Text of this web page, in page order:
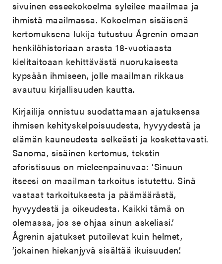
sivuinen esseekokoelma syleilee maailmaa ja
ihmistä maailmassa. Kokoelman sisäisenä
kertomuksena lukija tutustuu Ågrenin omaan
henkilöhistoriaan arasta 18-vuotiaasta
kielitaitoaan kehittävästä nuorukaisesta
kypsään ihmiseen, jolle maailman rikkaus
avautuu kirjallisuuden kautta.
Kirjailija onnistuu suodattamaan ajatuksensa
ihmisen kehityskelpoisuudesta, hyvyydestä ja
elämän kauneudesta selkeästi ja koskettavasti.
Sanoma, sisäinen kertomus, tekstin
aforistisuus on mieleenpainuvaa: ’Sinuun
itseesi on maailman tarkoitus istutettu. Sinä
vastaat tarkoituksesta ja päämäärästä,
hyvyydestä ja oikeudesta. Kaikki tämä on
olemassa, jos se ohjaa sinun askeliasi.’
Ågrenin ajatukset putoilevat kuin helmet,
’jokainen hiekanjyvä sisältää ikuisuuden’.